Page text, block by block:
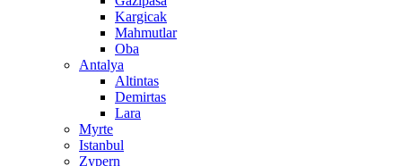
Kargicak
Mahmutlar
Oba
Antalya
Altintas
Demirtas
Lara
Myrte
Istanbul
Zypern